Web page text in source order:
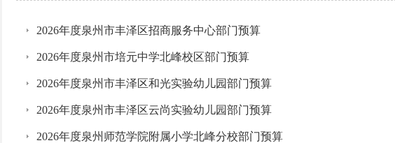
2026年度泉州市丰泽区招商服务中心部门预算
2026年度泉州市培元中学北峰校区部门预算
2026年度泉州市丰泽区和光实验幼儿园部门预算
2026年度泉州市丰泽区云尚实验幼儿园部门预算
2026年度泉州师范学院附属小学北峰分校部门预算